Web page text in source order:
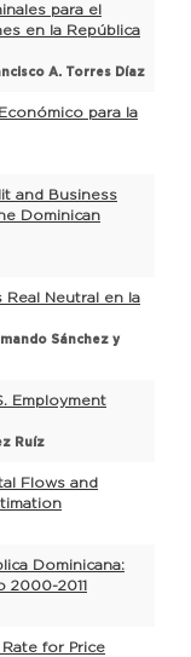
para el
en la República
A. Torres Díaz
para la
and Business
Dominican
Real Neutral en la
Sánchez y
Employment
Ruíz
Flows and
Dominicana:
2000-2011
for Price